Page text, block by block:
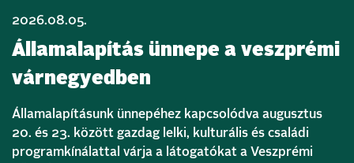
2026.08.05.
Államalapítás ünnepe a veszprémi
várnegyedben
Államalapításunk ünnepéhez kapcsolódva augusztus
20. és 23. között gazdag lelki, kulturális és családi
programkínálattal várja a látogatókat a Veszprémi